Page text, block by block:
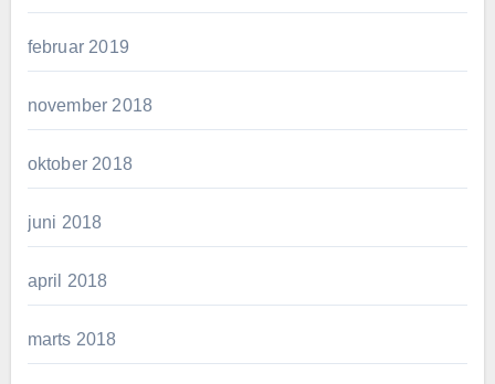
februar 2019
november 2018
oktober 2018
juni 2018
april 2018
marts 2018